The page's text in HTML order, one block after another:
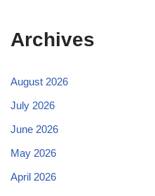
Archives
August 2026
July 2026
June 2026
May 2026
April 2026